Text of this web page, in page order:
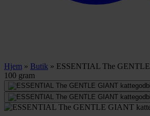
Hjem » Butik » ESSENTIAL The
100 gram